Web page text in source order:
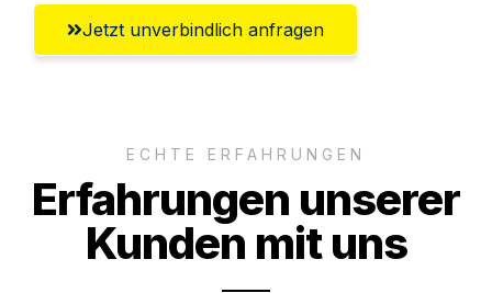
Jetzt unverbindlich anfragen
ECHTE ERFAHRUNGEN
Erfahrungen unserer
Kunden mit uns